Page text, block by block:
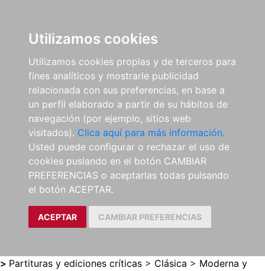
Utilizamos cookies
Utilizamos cookies propias y de terceros para
fines analíticos y mostrarle publicidad
relacionada con sus preferencias, en base a
un perfil elaborado a partir de su hábitos de
navegación (por ejemplo, sitios web
visitados). Clica aquí para más información.
Usted puede configurar o rechazar el uso de
cookies puslando en el botón CAMBIAR
PREFERENCIAS o aceptarlas todas pulsando
el botón ACEPTAR.
ACEPTAR CAMBIAR PREFERENCIAS
> Partituras y ediciones críticas > Clásica > Moderna y